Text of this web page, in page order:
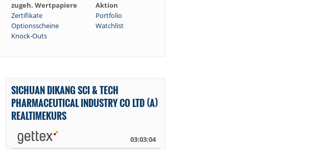
zugeh. Wertpapiere
Aktion
Zertifikate
Portfolio
Optionsscheine
Watchlist
Knock-Outs
SICHUAN DIKANG SCI & TECH
PHARMACEUTICAL INDUSTRY CO LTD (A)
REALTIMEKURS
03:03:04